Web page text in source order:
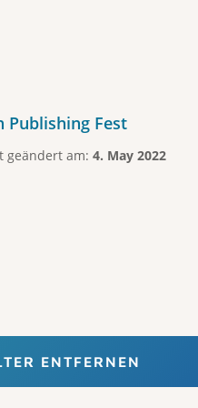
Publishing Fest
geändert am: 4. May 2022
ENTFERNEN